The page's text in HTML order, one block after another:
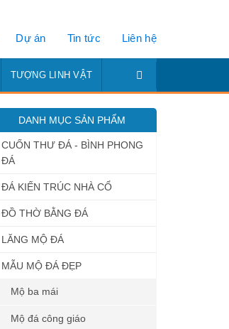
Dự án Tin tức Liên hệ
TƯỢNG LINH VẬT
DANH MỤC SẢN PHẨM
CUỐN THƯ ĐÁ - BÌNH PHONG
ĐÁ
ĐÁ KIẾN TRÚC NHÀ CỔ
ĐỒ THỜ BẰNG ĐÁ
LĂNG MỘ ĐÁ
MẪU MỘ ĐÁ ĐẸP
Mộ ba mái
Mộ đá công giáo